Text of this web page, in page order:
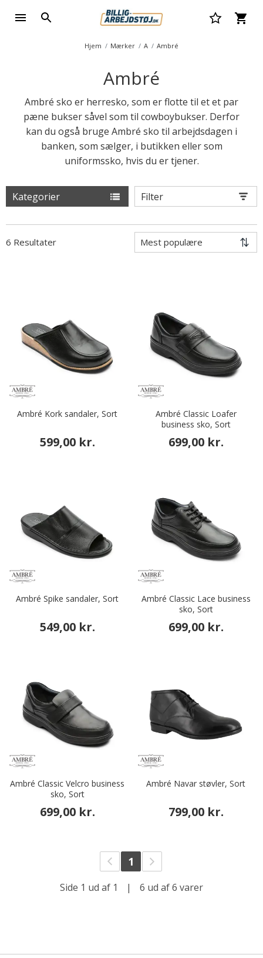
Hjem Mærker A Ambré
Ambré
Ambré sko er herresko, som er flotte til et et par
pæne bukser såvel som til cowboybukser. Derfor
kan du også bruge Ambré sko til arbejdsdagen i
banken, som sælger, i butikken eller som
uniformssko, hvis du er tjener.
Kategorier Filter
6 Resultater
Ambré Kork sandaler, Sort
599,00 kr.
Ambré Classic Loafer
business sko, Sort
699,00 kr.
Ambré Spike sandaler, Sort
549,00 kr.
Ambré Classic Lace business
sko, Sort
699,00 kr.
Ambré Classic Velcro business
sko, Sort
699,00 kr.
Ambré Navar støvler, Sort
799,00 kr.
1
Side 1 ud af 1 | 6 ud af 6 varer